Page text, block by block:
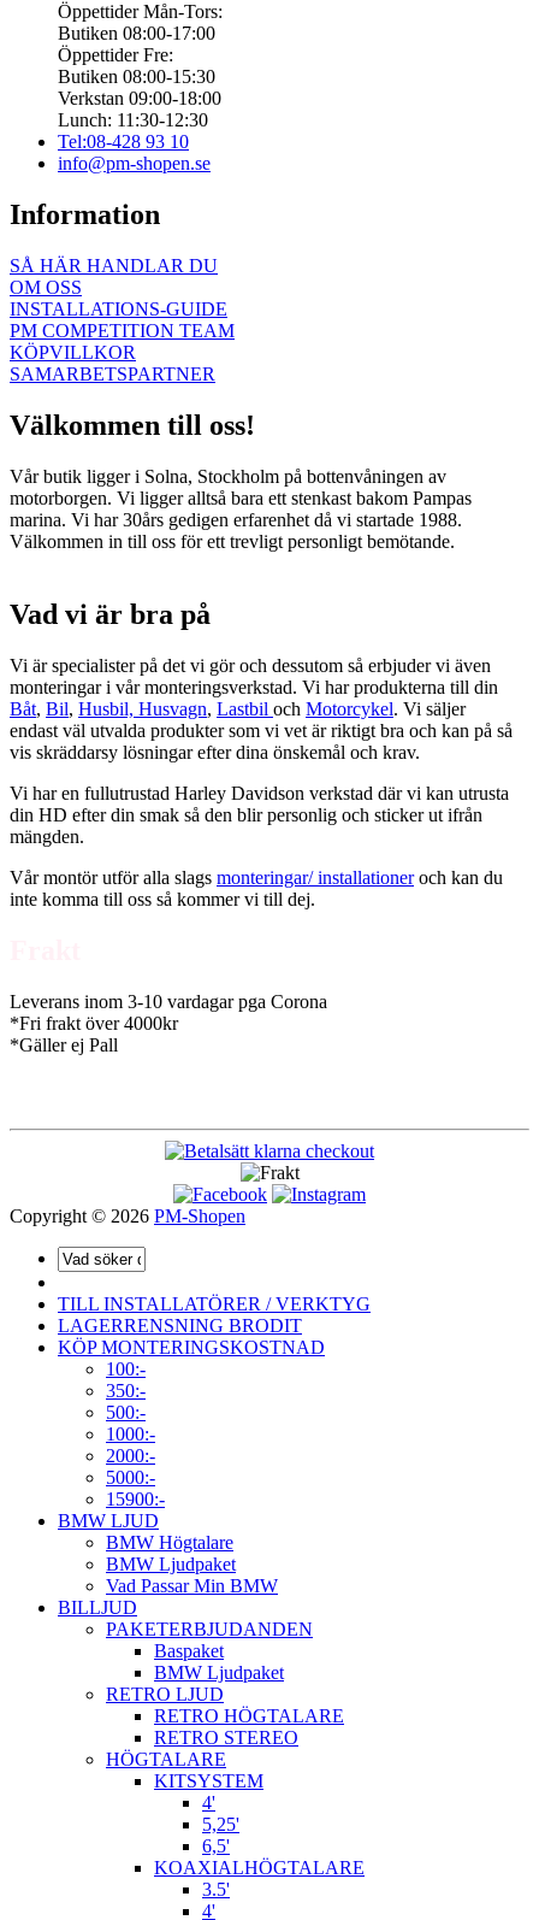
Öppettider Mån-Tors:
Butiken 08:00-17:00
Öppettider Fre:
Butiken 08:00-15:30
Verkstan 09:00-18:00
Lunch: 11:30-12:30
Tel:08-428 93 10
info@pm-shopen.se
Information
SÅ HÄR HANDLAR DU
OM OSS
INSTALLATIONS-GUIDE
PM COMPETITION TEAM
KÖPVILLKOR
SAMARBETSPARTNER
Välkommen till oss!
Vår butik ligger i Solna, Stockholm på bottenvåningen av
motorborgen. Vi ligger alltså bara ett stenkast bakom Pampas
marina. Vi har 30års gedigen erfarenhet då vi startade 1988.
Välkommen in till oss för ett trevligt personligt bemötande.
Vad vi är bra på
Vi är specialister på det vi gör och dessutom så erbjuder vi även
monteringar i vår monteringsverkstad. Vi har produkterna till din
Båt, Bil, Husbil, Husvagn, Lastbil och Motorcykel. Vi säljer
endast väl utvalda produkter som vi vet är riktigt bra och kan på så
vis skräddarsy lösningar efter dina önskemål och krav.
Vi har en fullutrustad Harley Davidson verkstad där vi kan utrusta
din HD efter din smak så den blir personlig och sticker ut ifrån
mängden.
Vår montör utför alla slags monteringar/ installationeroch kan du
inte komma till oss så kommer vi till dej.
Leverans inom 3-10 vardagar pga Corona
*Fri frakt över 4000kr
*Gäller ej Pall
Copyright © 2026 PM-Shopen
TILL INSTALLATÖRER / VERKTYG
LAGERRENSNING BRODIT
KÖP MONTERINGSKOSTNAD
100:-
350:-
500:-
1000:-
2000:-
5000:-
15900:-
BMW LJUD
BMW Högtalare
BMW Ljudpaket
Vad Passar Min BMW
BILLJUD
PAKETERBJUDANDEN
Baspaket
BMW Ljudpaket
RETRO LJUD
RETRO HÖGTALARE
RETRO STEREO
HÖGTALARE
KITSYSTEM
4'
5,25'
6,5'
KOAXIALHÖGTALARE
3.5'
4'